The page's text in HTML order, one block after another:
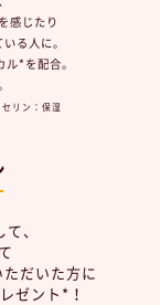
感じたり
る人に。
*を配合。
リン：保湿
、
だいた方に
ゼント*！